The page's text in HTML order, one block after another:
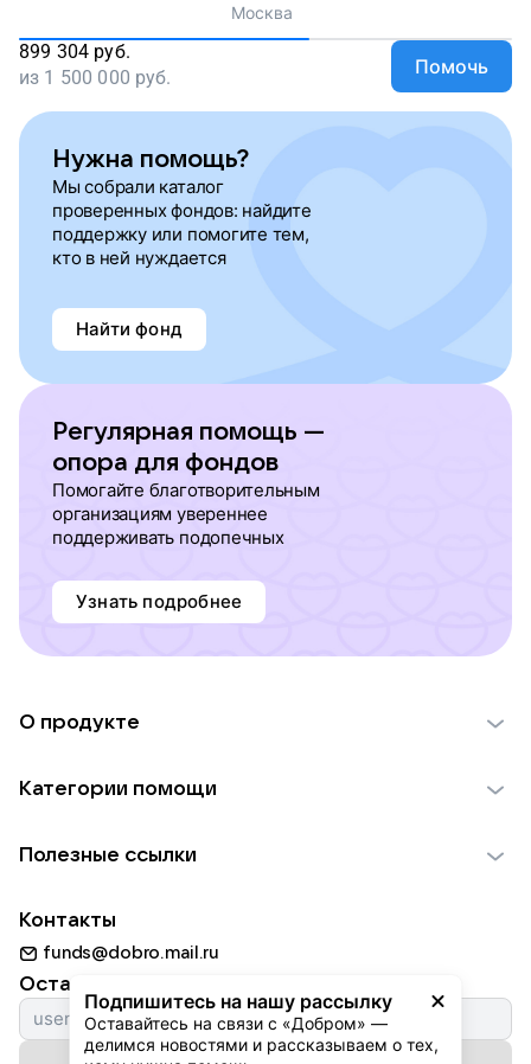
Москва
899 304 руб.
из 1 500 000 руб. Помочь
Нужна помощь?
Мы собрали каталог
проверенных фондов: найдите
поддержку или помогите тем,
кто в ней нуждается
Найти фонд
Регулярная помощь —
опора для фондов
Помогайте благотворительным
организациям увереннее
поддерживать подопечных
Узнать подробнее
Подпишитесь на нашу рассылку
Оставайтесь на связи с «Добром» —
делимся новостями и рассказываем о тех,
О продукте
Использование материалов
Для НКО
Партнерам
Категории помощи
Пожилым
Животным
Природе
Культуре
Полезные ссылки
Добрый день
Истории
Автоплатежи
Контакты
funds@dobro.mail.ru
Оставайтесь с нами